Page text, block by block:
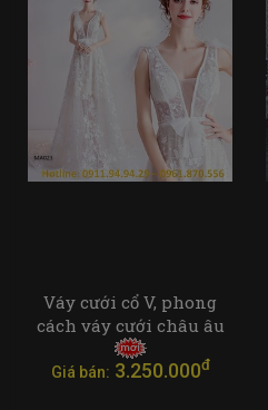
Váy cưới cổ V, phong
cách váy cưới châu âu
Giá bán: 3.250.000đ